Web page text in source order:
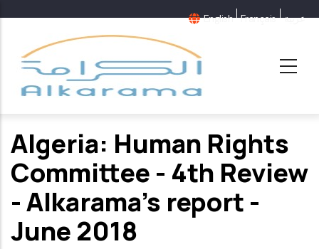
contenu
principal
English Français عربية
Algeria: Human Rights
Committee - 4th Review
- Alkarama's report -
June 2018